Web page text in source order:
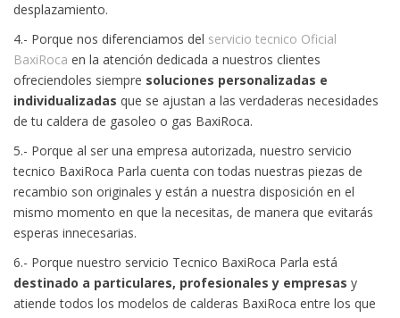
desplazamiento.
4.- Porque nos diferenciamos del servicio tecnico Oficial
BaxiRoca en la atención dedicada a nuestros clientes
ofreciendoles siempre soluciones personalizadas e
individualizadas que se ajustan a las verdaderas necesidades
de tu caldera de gasoleo o gas BaxiRoca.
5.- Porque al ser una empresa autorizada, nuestro servicio
tecnico BaxiRoca Parla cuenta con todas nuestras piezas de
recambio son originales y están a nuestra disposición en el
mismo momento en que la necesitas, de manera que evitarás
esperas innecesarias.
6.- Porque nuestro servicio Tecnico BaxiRoca Parla está
destinado a particulares, profesionales y empresas y
atiende todos los modelos de calderas BaxiRoca entre los que